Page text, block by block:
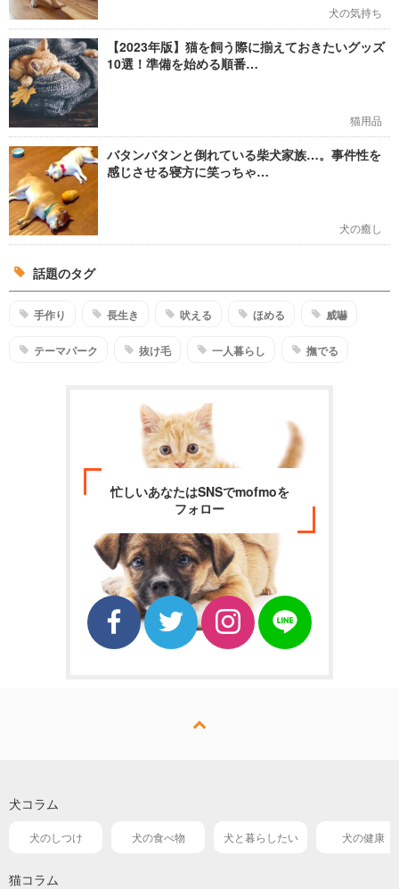
犬の気持ち
【2023年版】猫を飼う際に揃えておきたいグッズ
10選！準備を始める順番…
猫用品
バタンバタンと倒れている柴犬家族…。事件性を
感じさせる寝方に笑っちゃ…
犬の癒し
話題のタグ
手作り 長生き 吠える ほめる 威嚇
テーマパーク 抜け毛 一人暮らし 撫でる
忙しいあなたはSNSでmofmoを
フォロー
犬コラム
犬のしつけ 犬の食べ物 犬と暮らしたい 犬の健康
猫コラム